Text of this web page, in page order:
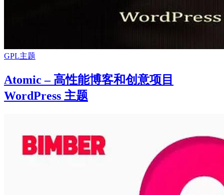
GPL主题
Atomic – 高性能博客和创意项目
WordPress 主题